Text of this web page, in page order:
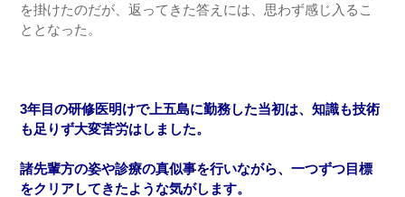
を掛けたのだが、返ってきた答えには、思わず感じ入るこ
ととなった。
3年目の研修医明けで上五島に勤務した当初は、知識も技術
も足りず大変苦労はしました。
諸先輩方の姿や診療の真似事を行いながら、一つずつ目標
をクリアしてきたような気がします。